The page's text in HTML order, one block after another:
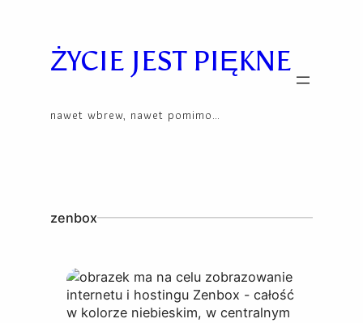
contentŻYCIE JEST PIĘKNE
nawet wbrew, nawet pomimo…
zenbox